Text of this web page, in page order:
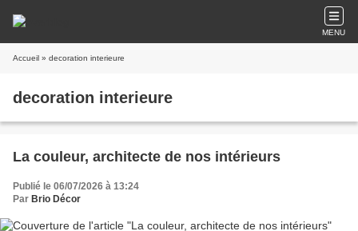
MENU
Accueil » decoration interieure
decoration interieure
La couleur, architecte de nos intérieurs
Publié le 06/07/2026 à 13:24
Par Brio Décor